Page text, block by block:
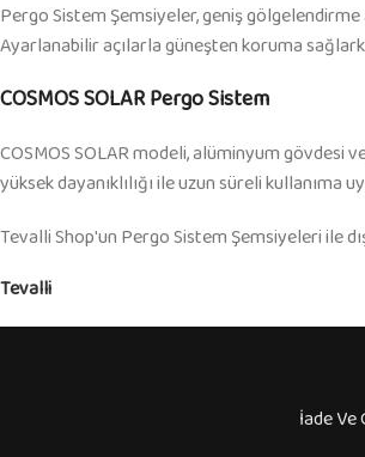
Pergo Sistem Şemsiyeler, geniş gölgelendirme
Ayarlanabilir açılarla güneşten koruma
COSMOS SOLAR Pergo Sistem
COSMOS SOLAR modeli, alüminyum gövdesi
yüksek dayanıklılığı ile uzun süreli kullanıma
Tevalli Shop'un Pergo Sistem Şemsiyeleri ile
Tevalli
İade Ve